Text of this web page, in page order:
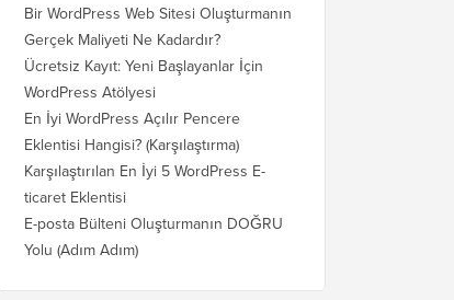
Bir WordPress Web Sitesi Oluşturmanın
Gerçek Maliyeti Ne Kadardır?
Ücretsiz Kayıt: Yeni Başlayanlar İçin
WordPress Atölyesi
En İyi WordPress Açılır Pencere
Eklentisi Hangisi? (Karşılaştırma)
Karşılaştırılan En İyi 5 WordPress E-
ticaret Eklentisi
E-posta Bülteni Oluşturmanın DOĞRU
Yolu (Adım Adım)